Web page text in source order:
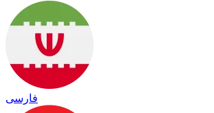
فارسی